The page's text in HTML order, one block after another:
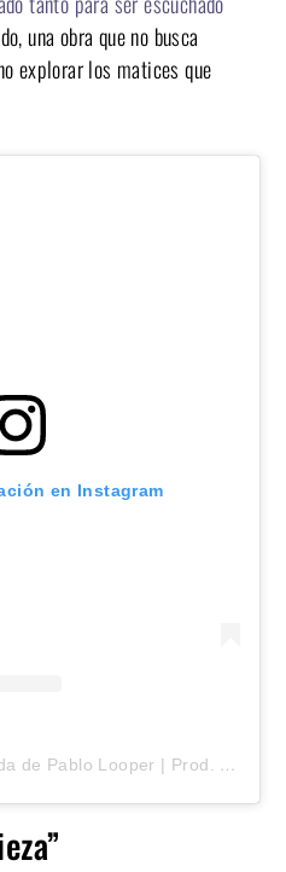
una obra que no busca
explorar los matices que
en Instagram
Una publicación compartida de Pablo Looper | Prod. Técnico | Audiovisuales (@pablolooper)